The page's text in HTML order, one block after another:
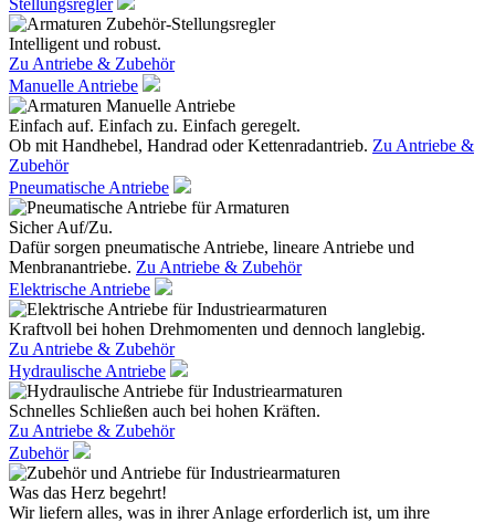
Stellungsregler
Intelligent und robust.
Zu Antriebe & Zubehör
Manuelle Antriebe
Einfach auf. Einfach zu. Einfach geregelt.
Ob mit Handhebel, Handrad oder Kettenradantrieb. Zu Antriebe &
Zubehör
Pneumatische Antriebe
Sicher Auf/Zu.
Dafür sorgen pneumatische Antriebe, lineare Antriebe und
Menbranantriebe. Zu Antriebe & Zubehör
Elektrische Antriebe
Kraftvoll bei hohen Drehmomenten und dennoch langlebig.
Zu Antriebe & Zubehör
Hydraulische Antriebe
Schnelles Schließen auch bei hohen Kräften.
Zu Antriebe & Zubehör
Zubehör
Was das Herz begehrt!
Wir liefern alles, was in ihrer Anlage erforderlich ist, um ihre